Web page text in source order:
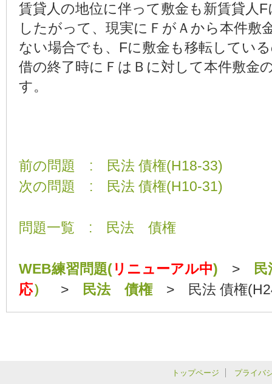
賃貸人の地位に伴って敷金も新賃貸人
したがって、現実にＦがＡから本件敷
ない場合でも、Fに敷金も移転してい
借の終了時にＦはＢに対して本件敷金
す。
前の問題 : 民法 債権(H18-33)
次の問題 : 民法 債権(H10-31)
問題一覧 : 民法 債権
WEB練習問題(リニューアル中) >
応） > 民法 債権> 民法 債権
トップページ プライバ